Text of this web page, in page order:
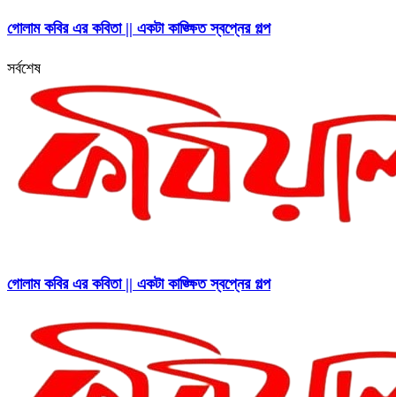
গোলাম কবির এর কবিতা || একটা কাঙ্ক্ষিত স্বপ্নের গল্প
সর্বশেষ
গোলাম কবির এর কবিতা || একটা কাঙ্ক্ষিত স্বপ্নের গল্প